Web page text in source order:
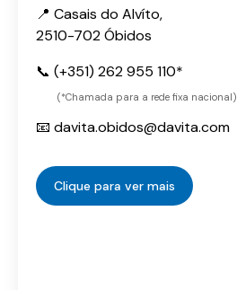
📍 Casais do Alvíto,
2510-702 Óbidos
📞 (+351) 262 955 110*
(*Chamada para a rede fixa nacional)
📧 davita.obidos@davita.com
Clique para ver mais